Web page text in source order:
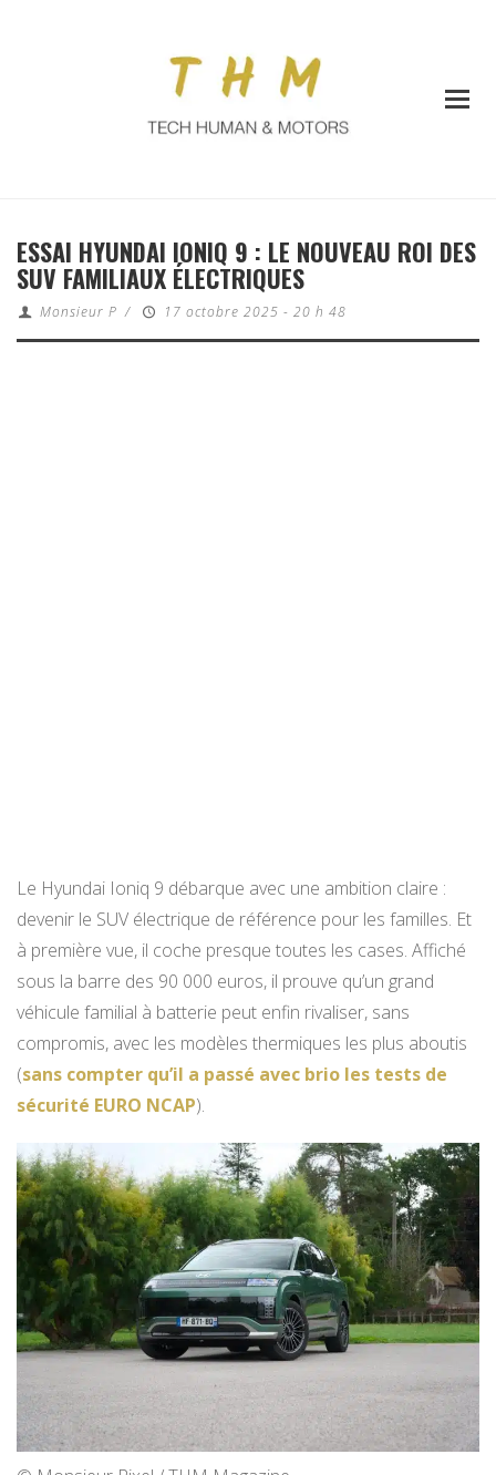
ESSAI HYUNDAI IONIQ 9 : LE NOUVEAU ROI DES
SUV FAMILIAUX ÉLECTRIQUES
Monsieur P / 17 octobre 2025 - 20 h 48
Le Hyundai Ioniq 9 débarque avec une ambition claire :
devenir le SUV électrique de référence pour les familles. Et
à première vue, il coche presque toutes les cases. Affiché
sous la barre des 90 000 euros, il prouve qu’un grand
véhicule familial à batterie peut enfin rivaliser, sans
compromis, avec les modèles thermiques les plus aboutis
(sans compter qu’il a passé avec brio les tests de
sécurité EURO NCAP).